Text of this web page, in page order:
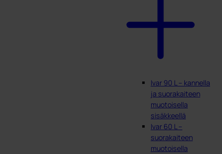
Ivar 90 L – kannella
ja suorakaiteen
muotoisella
sisäkkeellä
Ivar 60 L –
suorakaiteen
muotoisella